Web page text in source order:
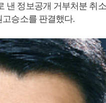
낸 정보공개 거부처분 취
고승소를 판결했다.